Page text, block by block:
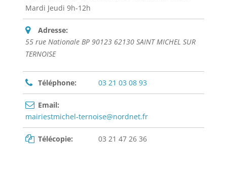
Mardi Jeudi 9h-12h
Adresse:
55 rue Nationale BP 90123 62130 SAINT MICHEL SUR
TERNOISE
Téléphone: 03 21 03 08 93
Email:
mairiestmichel-ternoise@nordnet.fr
Télécopie: 03 21 47 26 36